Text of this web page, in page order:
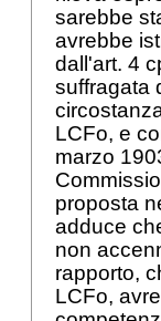
sarebbe
avrebbe
dall'art. 4
suffragata
LCFo, e
marzo
proposta
adduce
non
rapporto,
LCFo,